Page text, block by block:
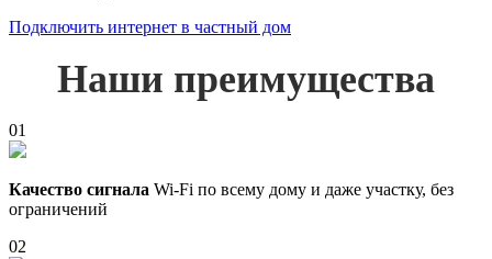
Подключить интернет в частный дом
Наши преимущества
01
Качество сигнала Wi-Fi по всему дому и даже участку, без
ограничений
02